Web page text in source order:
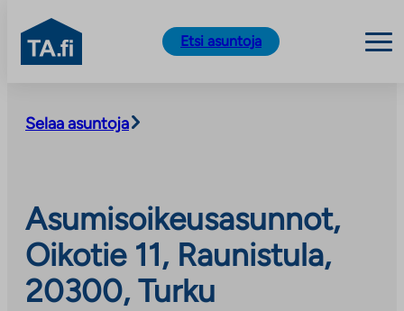
sisältöön
TA.fi
Etsi asuntoja
Selaa asuntoja
Asumisoikeusasunnot,
Oikotie 11, Raunistula,
20300, Turku